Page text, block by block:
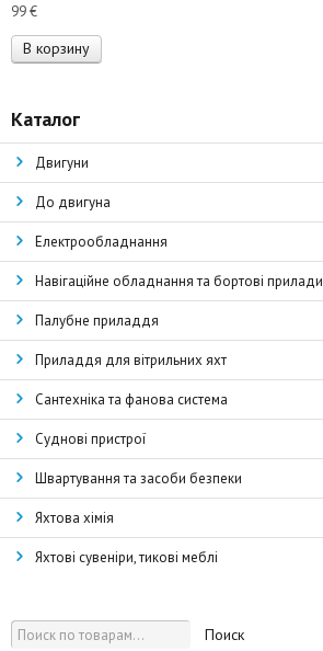
99€
В корзину
Каталог
Двигуни
До двигуна
Електрообладнання
Навігаційне обладнання та бортові прилади
Палубне приладдя
Приладдя для вітрильних яхт
Сантехніка та фанова система
Суднові пристрої
Швартування та засоби безпеки
Яхтова хімія
Яхтові сувеніри, тикові меблі
Поиск